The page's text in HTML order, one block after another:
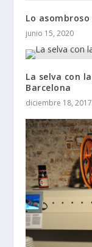
Lo
junio 15, 2020
La selva con
Barcelona
diciembre 18, 2017